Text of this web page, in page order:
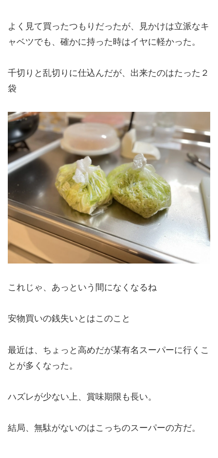
よく見て買ったつもりだったが、見かけは立派なキ
ャベツでも、確かに持った時はイヤに軽かった。
千切りと乱切りに仕込んだが、出来たのはたった２
袋
これじゃ、あっという間になくなるね
安物買いの銭失いとはこのこと
最近は、ちょっと高めだが某有名スーパーに行くこ
とが多くなった。
ハズレが少ない上、賞味期限も長い。
結局、無駄がないのはこっちのスーパーの方だ。